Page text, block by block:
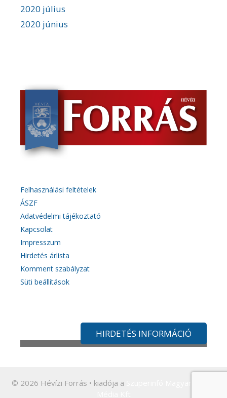
2020 július
2020 június
Felhasználási feltételek
ÁSZF
Adatvédelmi tájékoztató
Kapcsolat
Impresszum
Hirdetés árlista
Komment szabályzat
Süti beállítások
HIRDETÉS INFORMÁCIÓ
© 2026 Hévízi Forrás • kiadója a